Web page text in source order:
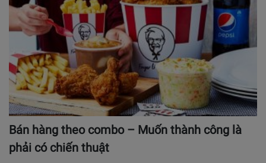
Bán hàng theo combo – Muốn thành công là
phải có chiến thuật